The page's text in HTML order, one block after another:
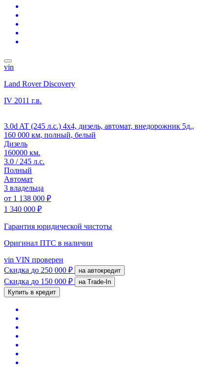
vin
Land Rover Discovery
IV 2011 г.в.
3.0d AT (245 л.с.) 4x4, дизель, автомат, внедорожник 5д.,
160 000 км, полный, белый
Дизель
160000 км.
3.0 / 245 л.с.
Полный
Автомат
3 владельца
от 1 138 000 ₽
1 340 000 ₽
Гарантия юридической чистоты
Оригинал ПТС в наличии
vin VIN проверен
Скидка до 250 000 ₽ на автокредит
Скидка до 150 000 ₽
на Trade-In
Купить в кредит